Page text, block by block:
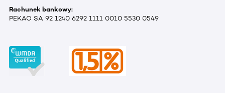
Rachunek bankowy:
PEKAO SA 92 1240 6292 1111 0010 5530 0549